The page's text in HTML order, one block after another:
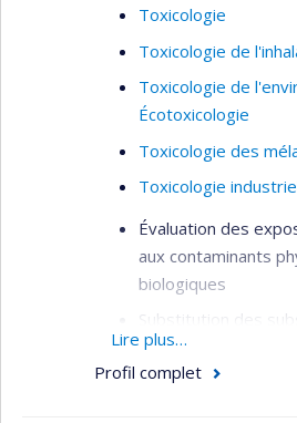
Toxicologie
Toxicologie de
Toxicologie de
Écotoxicologie
Toxicologie des
Toxicologie
Évaluation des
aux contaminants
biologiques
Substitution des
Exposition aux
ultrafines
Lire plus…
Profil complet